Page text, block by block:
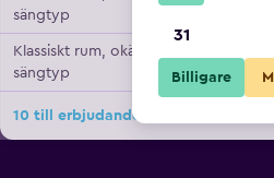
sängtyp
Klassiskt rum, okänd
sängtyp
10 till erbjudanden för Hotel
31
Billigare